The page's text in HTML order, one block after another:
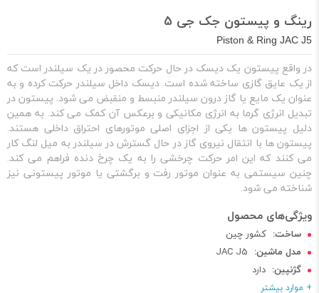
رینگ و پیستون جک جی 5
Piston & Ring JAC J5
در واقع پیستون یک دیسک در حال حرکت محصور در یک سیلندر است که
از یک عایق گازی ساخته شده است. دیسک داخل سیلندر حرکت کرده و به
عنوان یک مایع یا گاز درون سیلندر منبسط و منقبض می شود. پیستون در
تبدیل انرژی گرما به انرژی مکانیکی و برعکس آن کمک می کند. به همین
دلیل پیستون ها یکی از اجزای اصلی موتورهای احتراق داخلی هستند.
پیستون ها با انتقال نیروی گاز در حال گسترش در سیلندر به میل لنگ کار
می کنند که این امر حرکت چرخشی را به یک چرخ دنده فراهم می کند.
چنین سیستمی به عنوان موتور رفت و برگشتی یا موتور پیستونی نیز
شناخته می شود.
ساخت: کشور چین
مدل ماشین: JAC J5
گژنپین: دارد
+ موارد بیشتر